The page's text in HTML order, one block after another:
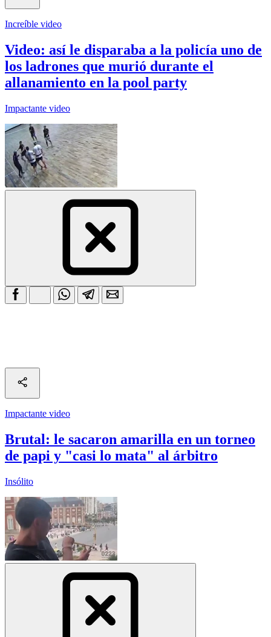
Increíble video
Video: así le disparaba a la policía uno de
los ladrones que murió durante el
allanamiento en la pool party
Impactante video
Impactante video
Brutal: le sacaron amarilla en un torneo
de papi y "casi lo mata" al árbitro
Insólito